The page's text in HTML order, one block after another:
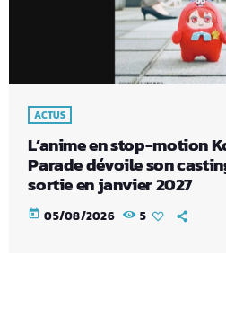
ACTUS
L’anime en stop-motion
Parade dévoile son
sortie en janvier 2027
today 05/08/2026 5